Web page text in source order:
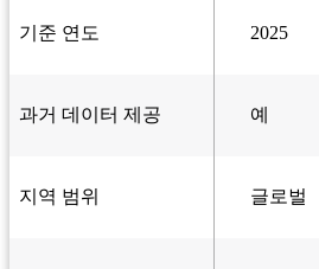
기준 연도 2025
과거 데이터 제공 예
지역 범위 글로벌